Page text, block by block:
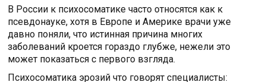
В России к психосоматике часто относятся как к
псевдонауке, хотя в Европе и Америке врачи уже
давно поняли, что истинная причина многих
заболеваний кроется гораздо глубже, нежели это
может показаться с первого взгляда.
Психосоматика эрозий что говорят специалисты: